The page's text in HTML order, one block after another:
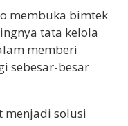
membuka bimtek
tata kelola
memberi
sebesar-besar
menjadi solusi